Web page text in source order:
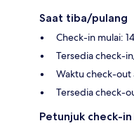
Saat tiba/pulang
Check-in mulai:
Tersedia check-
Waktu check-out
Tersedia check-
Petunjuk check-in